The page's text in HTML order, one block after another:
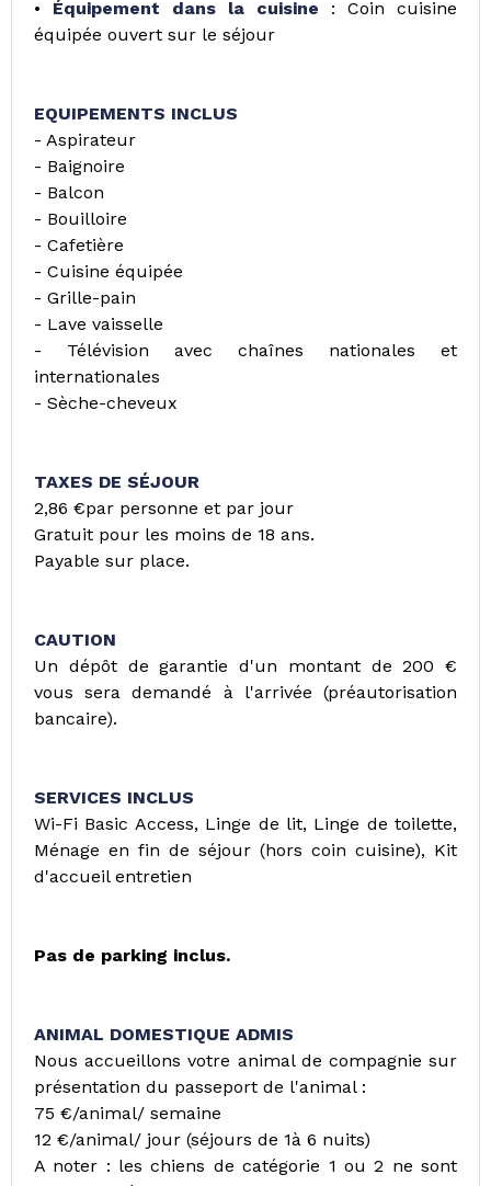
• Équipement dans la cuisine : Coin cuisine
équipée ouvert sur le séjour
EQUIPEMENTS INCLUS
- Aspirateur
- Baignoire
- Balcon
- Bouilloire
- Cafetière
- Cuisine équipée
- Grille-pain
- Lave vaisselle
- Télévision avec chaînes nationales et
internationales
- Sèche-cheveux
TAXES DE SÉJOUR
2,86 €par personne et par jour
Gratuit pour les moins de 18 ans.
Payable sur place.
CAUTION
Un dépôt de garantie d'un montant de 200 €
vous sera demandé à l'arrivée (préautorisation
bancaire).
SERVICES INCLUS
Wi-Fi Basic Access, Linge de lit, Linge de toilette,
Ménage en fin de séjour (hors coin cuisine), Kit
d'accueil entretien
Pas de parking inclus.
ANIMAL DOMESTIQUE ADMIS
Nous accueillons votre animal de compagnie sur
présentation du passeport de l'animal :
75 €/animal/ semaine
12 €/animal/ jour (séjours de 1à 6 nuits)
A noter : les chiens de catégorie 1 ou 2 ne sont